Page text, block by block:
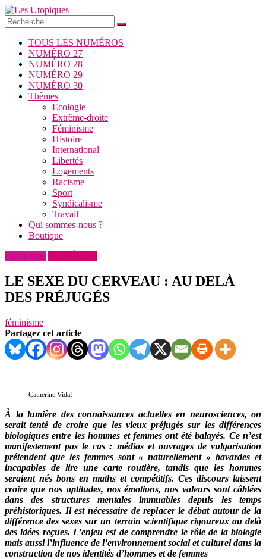
Passer
au
contenu
Les
Utopiques
Revue
réflexion
éditée
TOUS LES NUMÉROS
NUMÉRO 27
NUMÉRO 28
NUMÉRO 29
NUMÉRO 30
Thèmes
Ecologie
Extrême-droite
Féminisme
Histoire
International
Libertés
Logements
Racisme
Sport
Syndicalisme
Travail
Qui sommes-nous ?
Boutique
Féminisme
LE SEXE DU CERVEAU : AU DELÀ
DES PRÉJUGÉS
féminisme
Partagez cet article
Catherine Vidal
À la lumière des connaissances actuelles en neurosciences, on
serait tenté de croire que les vieux préjugés sur les différences
biologiques entre les hommes et femmes ont été balayés. Ce n’est
manifestement pas le cas : médias et ouvrages de vulgarisation
prétendent que les femmes sont « naturellement » bavardes et
incapables de lire une carte routière, tandis que les hommes
seraient nés bons en maths et compétitifs. Ces discours laissent
croire que nos aptitudes, nos émotions, nos valeurs sont câblées
dans des structures mentales immuables depuis les temps
préhistoriques. Il est nécessaire de replacer le débat autour de la
différence des sexes sur un terrain scientifique rigoureux au delà
des idées reçues. L’enjeu est de comprendre le rôle de la biologie
mais aussi l’influence de l’environnement social et culturel dans la
construction de nos identités d’hommes et de femmes